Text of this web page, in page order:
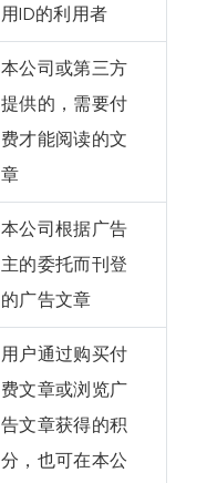
用ID的利用者
本公司或第三方
提供的，需要付
费才能阅读的文
章
本公司根据广告
主的委托而刊登
的广告文章
用户通过购买付
费文章或浏览广
告文章获得的积
分，也可在本公